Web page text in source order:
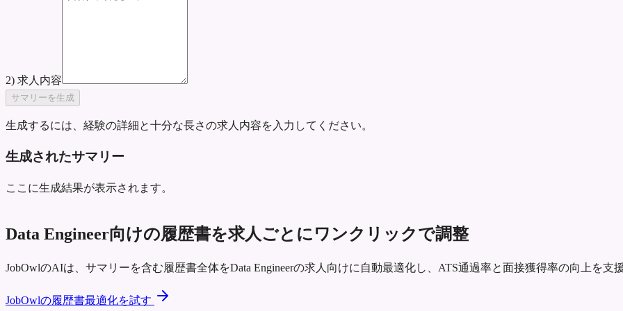
2) 求人内容
サマリーを生成
生成するには、経験の詳細と十分な長さの求人内容を入力してください。
生成されたサマリー
ここに生成結果が表示されます。
Data Engineer向けの履歴書を求人ごとにワンクリックで調整
JobOwlのAIは、サマリーを含む履歴書全体をData Engineerの求人向けに自動最適化し、ATS通過率と面接獲得率の向上を支
JobOwlの履歴書最適化を試す